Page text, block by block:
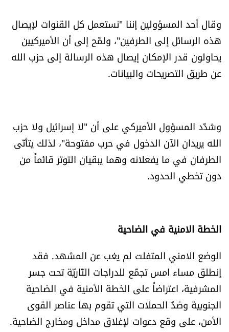
وقال أحد المسؤولين إننا "نستعمل كل القنوات لإيصال
هذه الرسائل إلى الطرفين"، ولمّح إلى أن الأميركيين
يحاولون قدر الإمكان إيصال هذه الرسالة إلى حزب الله
عن طريق التصريحات والبيانات.
وشدّد المسؤول الأميركي على أن "لا إسرائيل ولا حزب
الله يريدان الآن الدخول في حرب مفتوحة"، لذلك يتأنّى
الطرفان في ما يفعلانه وهما يبقيان التوتر قائماً من
دون تخطي الحدود.
الخطة الامنية في الضاحية
الوضع الامني المتفلت لم يغب عن المشهد. فقد
إنطلق مساء امس تجمّع للدراجات النّاريّة تحت جسر
المشرفية، اعتراضاً على الخطة الأمنية في الضاحية
الجنوبية وضدّ الحملات التي تقوم بها عناصر القوى
الأمن، على وقع دعوات لإغلاق مداخل ومخارج الضاحية.